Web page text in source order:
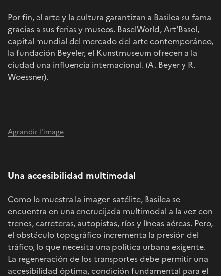
Por fin, el arte y la cultura garantizan a Basilea su fama
gracias a sus ferias y museos. BaselWorld, Art'Basel,
capital mundial del mercado del arte contemporáneo,
la fundación Beyeler, el Kunstmuseum ofrecen a la
ciudad una influencia internacional. (A. Beyer y R.
Woessner).
Agrandir l'image
Una accesibilidad multimodal
Como lo muestra la imagen satélite, Basilea se
encuentra en una encrucijada multimodal a la vez con
trenes, carreteras, autopistas, ríos y líneas aéreas. Pero,
el obstáculo topográfico incrementa la presión del
tráfico, lo que necesita una política urbana exigente.
La regeneración de los transportes debe permitir una
accesibilidad óptima, condición fundamental para el